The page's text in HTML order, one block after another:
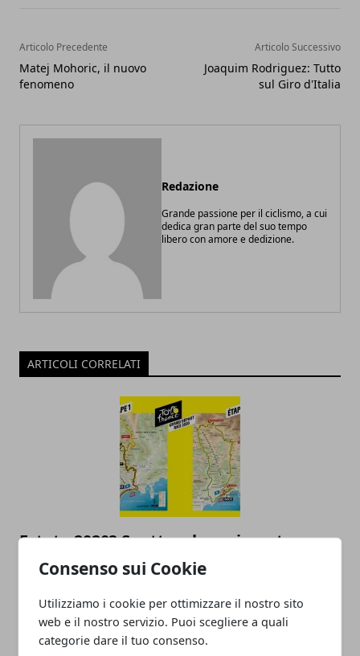
Consenso sui Cookie
Utilizziamo i cookie per ottimizzare il nostro sito
web e il nostro servizio. Puoi scegliere a quali
categorie dare il tuo consenso.
Articolo Precedente
Matej Mohoric, il nuovo
fenomeno
Articolo Successivo
Joaquim Rodriguez: Tutto
sul Giro d'Italia
Redazione
Grande passione per il ciclismo, a cui
dedica gran parte del suo tempo
libero con amore e dedizione.
ARTICOLI CORRELATI
Estate 2020? Spettacolo assicurato
11/12/2019